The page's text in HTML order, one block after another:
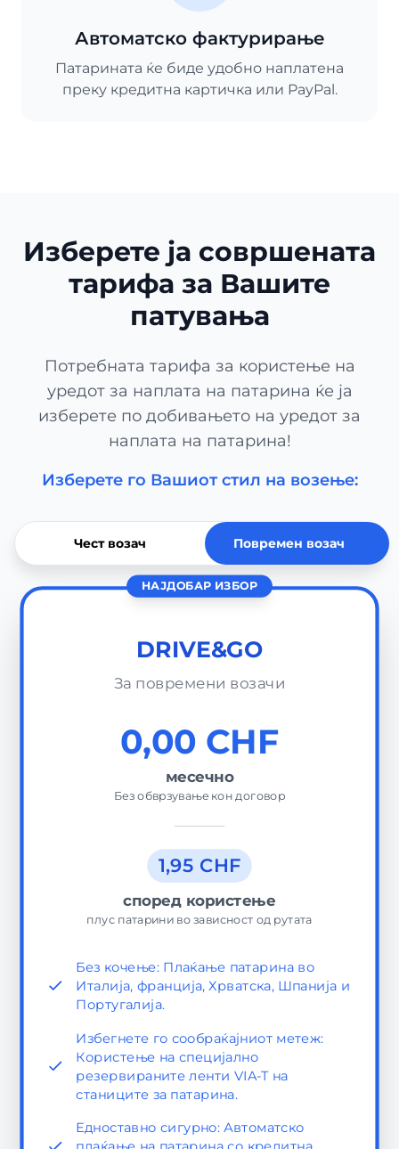
Автоматско фактурирање
Патарината ќе биде удобно наплатена
преку кредитна картичка или PayPal.
Изберете ја совршената
тарифа за Вашите
патувања
Потребната тарифа за користење на
уредот за наплата на патарина ќе ја
изберете по добивањето на уредот за
наплата на патарина!
Изберете го Вашиот стил на возење:
Чест возач Повремен возач
НАЈДОБАР ИЗБОР
DRIVE&GO
За повремени возачи
0,00 CHF
месечно
Без обврзување кон договор
1,95 CHF
според користење
плус патарини во зависност од рутата
Без кочење: Плаќање патарина во
Италија, франција, Хрватска, Шпанија и
Португалија.
Избегнете го сообраќајниот метеж:
Користење на специјално
резервираните ленти VIA-T на
станиците за патарина.
Едноставно сигурно: Автоматско